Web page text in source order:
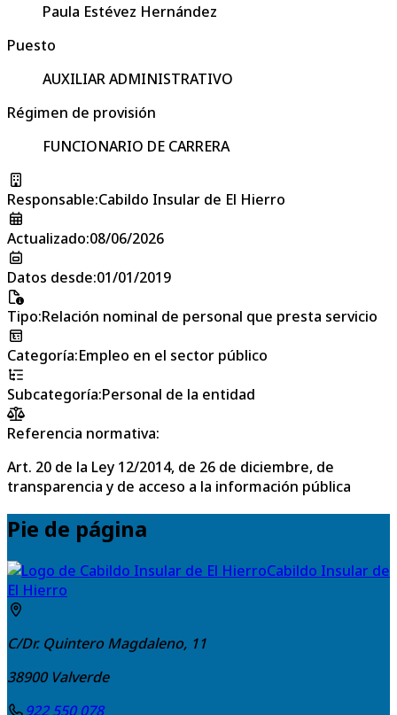
Paula Estévez Hernández
Puesto
AUXILIAR ADMINISTRATIVO
Régimen de provisión
FUNCIONARIO DE CARRERA
Responsable:Cabildo Insular de El Hierro
Actualizado:08/06/2026
Datos desde:01/01/2019
Tipo:Relación nominal de personal que presta servicio
Categoría:Empleo en el sector público
Subcategoría:Personal de la entidad
Referencia normativa:
Art. 20 de la Ley 12/2014, de 26 de diciembre, de
transparencia y de acceso a la información pública
Pie de página
Cabildo Insular de
El Hierro
C/Dr. Quintero Magdaleno, 11
38900 Valverde
922 550 078